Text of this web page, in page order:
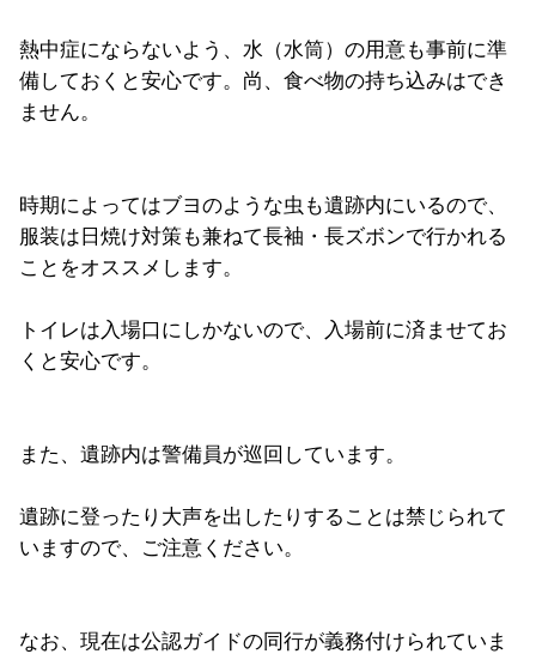
熱中症にならないよう、水（水筒）の用意も事前に準
備しておくと安心です。尚、食べ物の持ち込みはでき
ません。
時期によってはブヨのような虫も遺跡内にいるので、
服装は日焼け対策も兼ねて長袖・長ズボンで行かれる
ことをオススメします。
トイレは入場口にしかないので、入場前に済ませてお
くと安心です。
また、遺跡内は警備員が巡回しています。
遺跡に登ったり大声を出したりすることは禁じられて
いますので、ご注意ください。
なお、現在は公認ガイドの同行が義務付けられていま